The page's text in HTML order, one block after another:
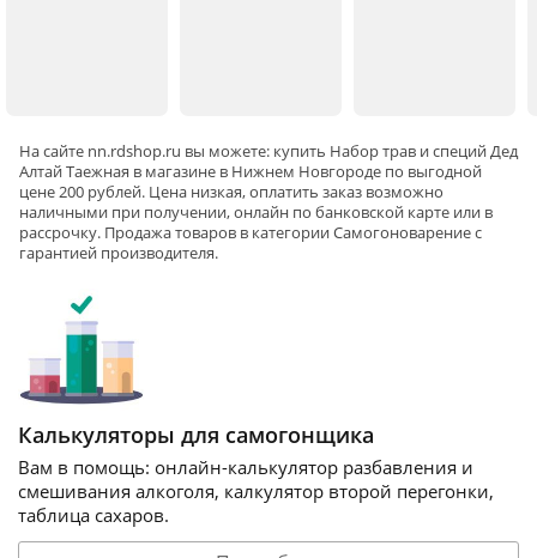
На сайте nn.rdshop.ru вы можете: купить Набор трав и специй Дед
Алтай Таежная в магазине в Нижнем Новгороде по выгодной
цене 200 рублей. Цена низкая, оплатить заказ возможно
наличными при получении, онлайн по банковской карте или в
рассрочку. Продажа товаров в категорииСамогоноварениес
гарантией производителя.
Калькуляторы для самогонщика
Вам в помощь: онлайн-калькулятор разбавления и
смешивания алкоголя, калкулятор второй перегонки,
таблица сахаров.